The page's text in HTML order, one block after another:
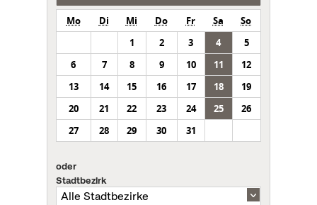
Mo Di Mi Do Fr Sa
So
1
2 3 4
5
6
7 8 9 10 11
12
13
14 15 16 17 18
19
20
21 22 23 24 25
26
27
28 29 30 31
oder
Stadtbezirk